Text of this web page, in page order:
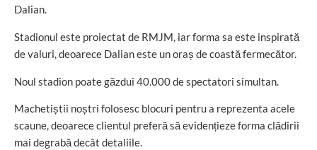
Dalian.
Stadionul este proiectat de RMJM, iar forma sa este inspirată
de valuri, deoarece Dalian este un oraș de coastă fermecător.
Noul stadion poate găzdui 40.000 de spectatori simultan.
Machetiștii noștri folosesc blocuri pentru a reprezenta acele
scaune, deoarece clientul preferă să evidențieze forma clădirii
mai degrabă decât detaliile.